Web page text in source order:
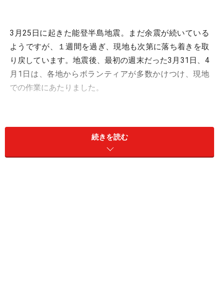
3月25日に起きた能登半島地震。まだ余震が続いている
ようですが、１週間を過ぎ、現地も次第に落ち着きを取
り戻しています。地震後、最初の週末だった3月31日、4
月1日は、各地からボランティアが多数かけつけ、現地
での作業にあたりました。
地への義援金を名目にした詐欺行為です。大きな災害に
便乗しては、手を変え、品を替えの詐欺行為が、ここ数
年必ずといっていいほど、各地で頻発しています。
続きを読む